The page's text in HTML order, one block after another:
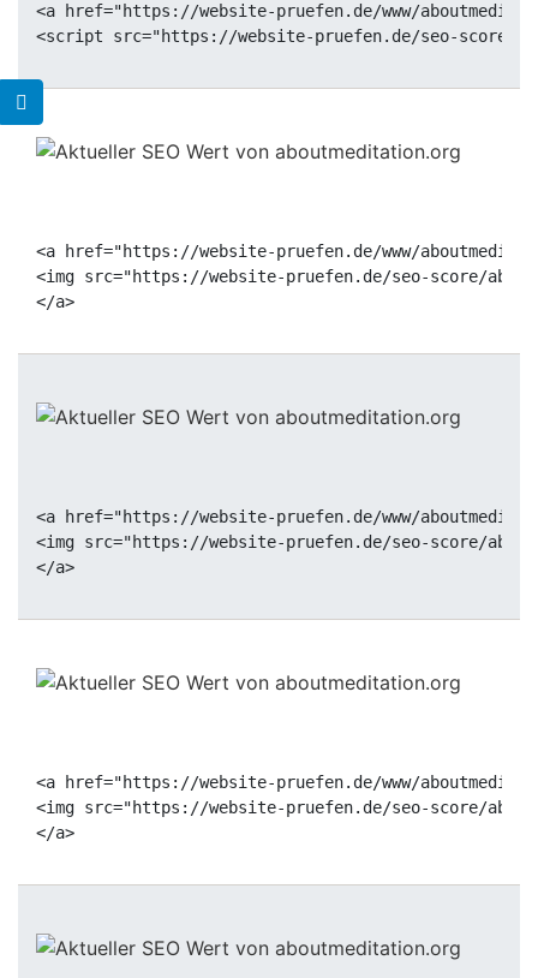
<a href="https://website-pruefen.de/www/
<a href="https://website-pruefen.de/www/
<img src="https://website-pruefen.de/seo-score/
<a href="https://website-pruefen.de/www/
<img src="https://website-pruefen.de/seo-score/
<a href="https://website-pruefen.de/www/
<img src="https://website-pruefen.de/seo-score/